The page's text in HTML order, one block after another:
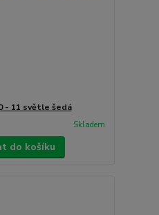
- 11 světle šedá
Skladem
do košíku